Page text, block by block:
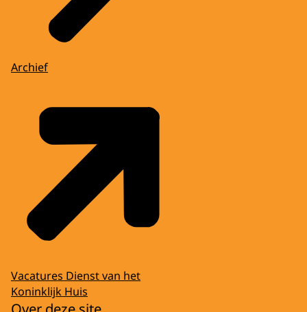
Archief
Vacatures Dienst van het
Koninklijk Huis